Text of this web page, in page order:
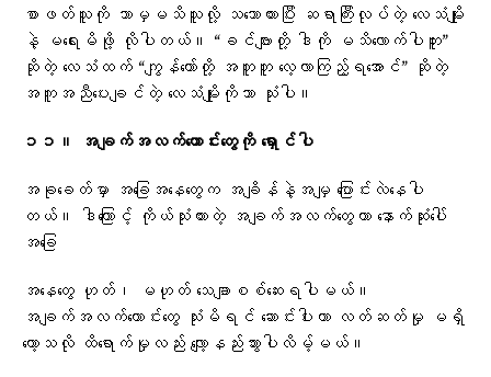
စာဖတ်သူကို ဘာမှမသိသူလို့ သဘောထားပြီး ဆရာကြီးလုပ်တဲ့ လေသံမျိုး
နဲ့ မရေးမိဖို့ လိုပါတယ်။ “ခင်ဗျားတို့ ဒါကို မသိလောက်ပါဘူး”
ဆိုတဲ့ လေသံထက် “ကျွန်တော်တို့ အတူတူ လေ့လာကြည့်ရအောင်” ဆိုတဲ့
အကူအညီပေးချင်တဲ့ လေသံမျိုးကိုသာ သုံးပါ။
၁၁။ အချက်အလက်ဟောင်းတွေကို ရှောင်ပါ
အခုခေတ်မှာ အခြေအနေတွေက အချိန်နဲ့အမျှ ပြောင်းလဲနေပါ
တယ်။ ဒါကြောင့် ကိုယ်သုံးထားတဲ့ အချက်အလက်တွေဟာ နောက်ဆုံးပေါ်
အခြေ
အနေတွေ ဟုတ်၊ မဟုတ် သေချာစစ်ဆေးရပါမယ်။
အချက်အလက်ဟောင်းတွေ သုံးမိရင် ဆောင်းပါးဟာ လတ်ဆတ်မှု မရှိ
တော့သလို ထိရောက်မှုလည်း လျော့နည်းသွားပါလိမ့်မယ်။